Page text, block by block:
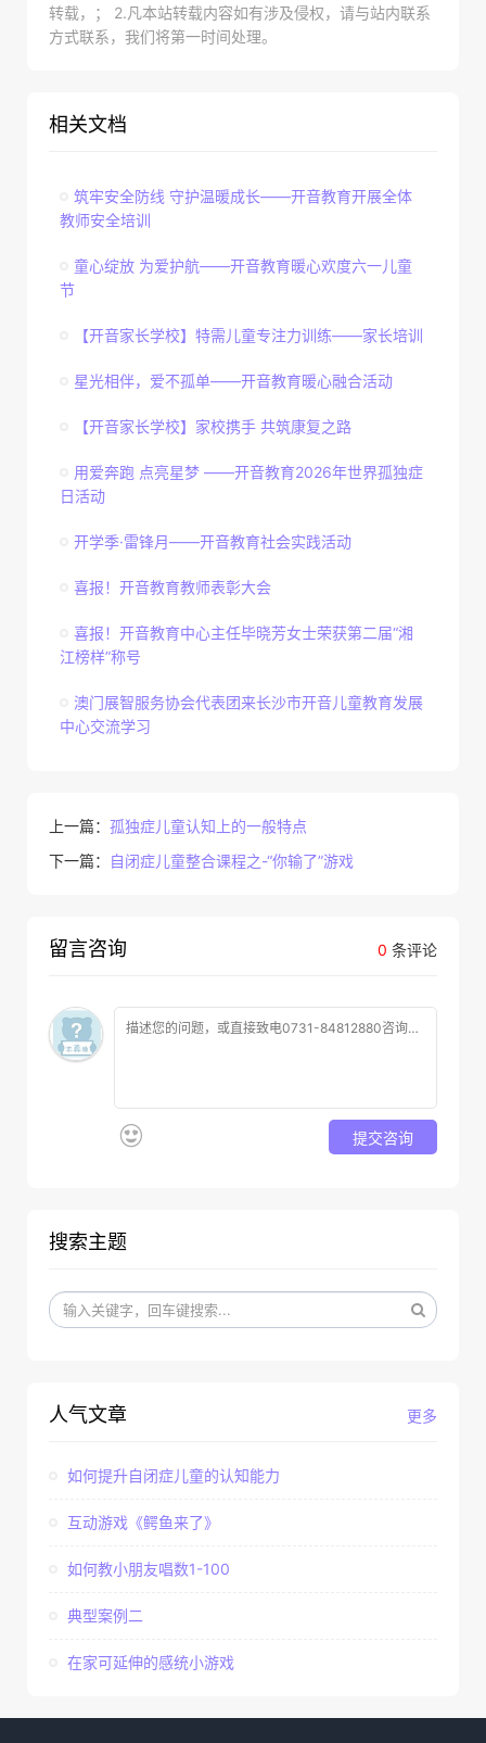
转载，； 2.凡本站转载内容如有涉及侵权，请与站内联系
方式联系，我们将第一时间处理。
相关文档
筑牢安全防线 守护温暖成长——开音教育开展全体
教师安全培训
童心绽放 为爱护航——开音教育暖心欢度六一儿童
节
【开音家长学校】特需儿童专注力训练——家长培训
星光相伴，爱不孤单——开音教育暖心融合活动
【开音家长学校】家校携手 共筑康复之路
用爱奔跑 点亮星梦 ——开音教育2026年世界孤独症
日活动
开学季·雷锋月——开音教育社会实践活动
喜报！开音教育教师表彰大会
喜报！开音教育中心主任毕晓芳女士荣获第二届“湘
江榜样”称号
澳门展智服务协会代表团来长沙市开音儿童教育发展
中心交流学习
上一篇： 孤独症儿童认知上的一般特点
下一篇：
自闭症儿童整合课程之-“你输了”游戏
0 条评论
留言咨询
提交咨询
搜索主题
更多
人气文章
如何提升自闭症儿童的认知能力
互动游戏《鳄鱼来了》
如何教小朋友唱数1-100
典型案例二
在家可延伸的感统小游戏